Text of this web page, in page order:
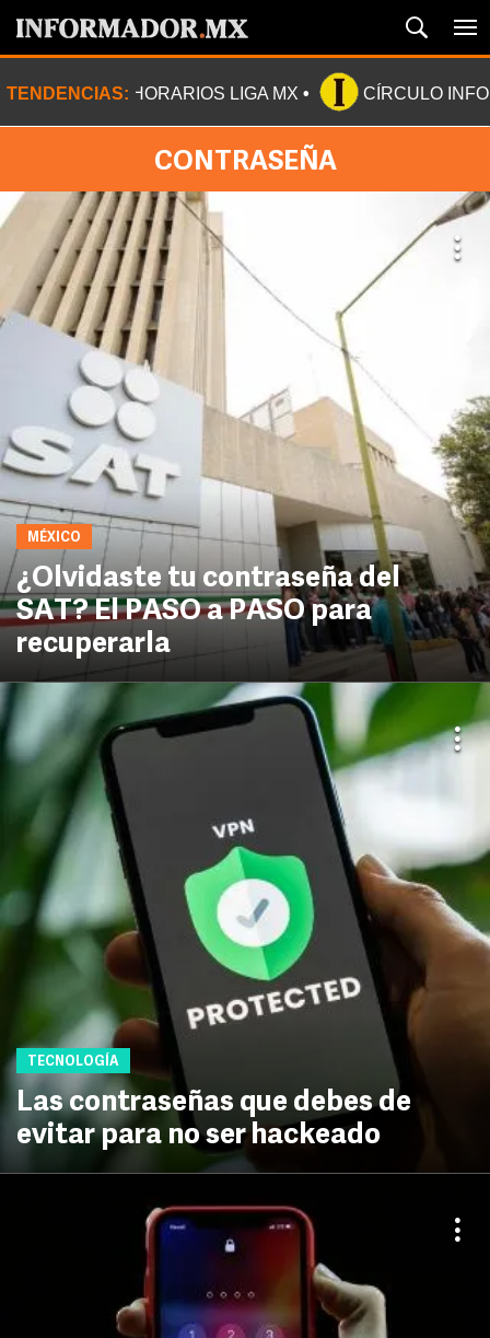
TENDENCIAS: HORARIOS LIGA MX CÍRCULO
CONTRASEÑA
MÉXICO
¿Olvidaste tu contraseña del
SAT? El PASO a PASO para
recuperarla
TECNOLOGÍA
Las contraseñas que debes de
evitar para no ser hackeado